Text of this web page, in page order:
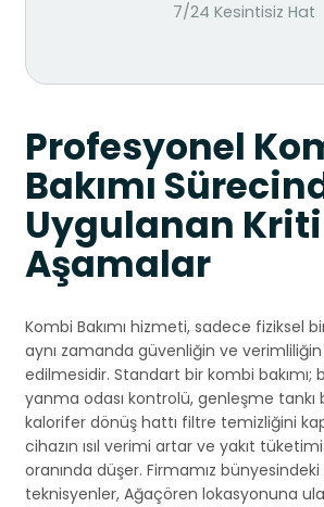
7/24 Kesintisiz Hat
Profesyonel
Bakımı
Uygulanan
Aşamalar
Kombi Bakımı hizmeti, sadece fiziksel
aynı zamanda güvenliğin ve
edilmesidir. Standart bir kombi bakımı;
yanma odası kontrolü, genleşme tankı
kalorifer dönüş hattı filtre temizliğini
cihazın ısıl verimi artar ve yakıt
oranında düşer. Firmamız
teknisyenler, Ağaçören lokasyonuna